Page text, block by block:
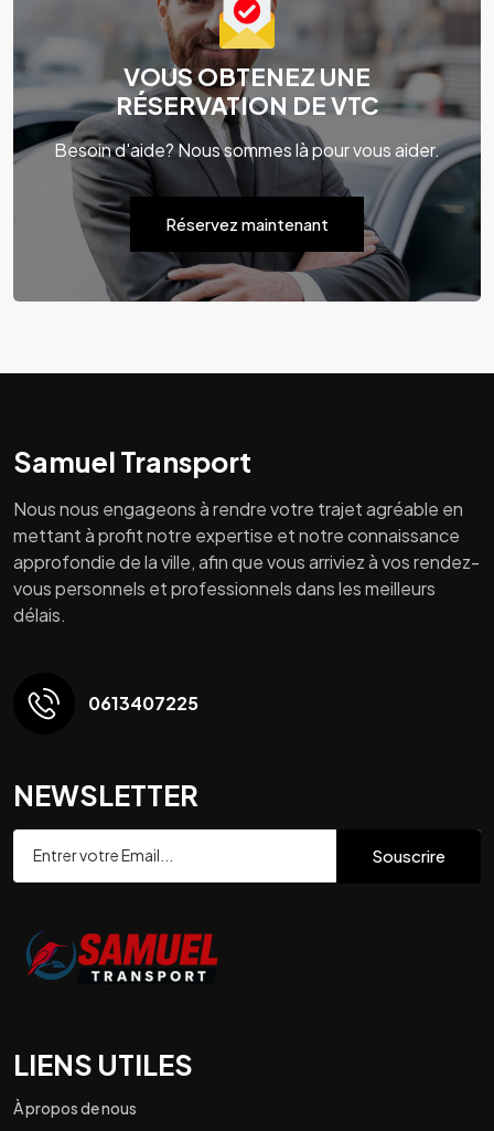
VOUS OBTENEZ UNE
RÉSERVATION DE VTC
Besoin d'aide? Nous sommes là pour vous aider.
Réservez maintenant
Samuel Transport
Nous nous engageons à rendre votre trajet agréable en
mettant à profit notre expertise et notre connaissance
approfondie de la ville, afin que vous arriviez à vos rendez-
vous personnels et professionnels dans les meilleurs
délais.
0613407225
NEWSLETTER
Souscrire
LIENS UTILES
À propos de nous